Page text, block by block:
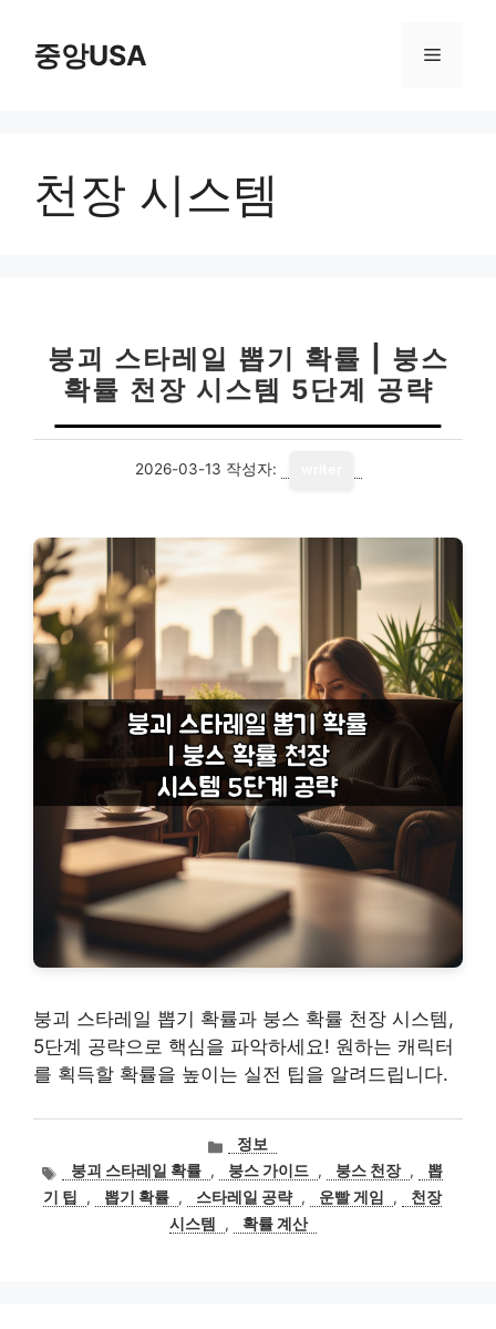
중앙USA 메
천장 시스템
붕괴 스타레일 뽑기 확률 | 붕스
확률 천장 시스템 5단계 공략
2026-03-13 작성자:
붕괴 스타레일 뽑기 확률과 붕스 확률 천장 시스템,
5단계 공략으로 핵심을 파악하세요! 원하는 캐릭터
를 획득할 확률을 높이는 실전 팁을 알려드립니다.
카
테
고
리
정보
태
그
붕괴 스타레일 확률 , 붕스 가이드 , 붕스 천장 ,
뽑
기 팁
, 뽑기 확률 , 스타레일 공략 , 운빨 게임 ,
천장
시스템
, 확률 계산